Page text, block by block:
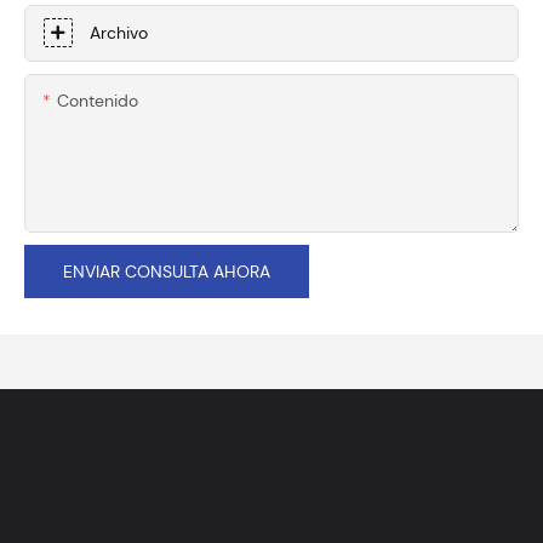
Archivo
Contenido
ENVIAR CONSULTA AHORA